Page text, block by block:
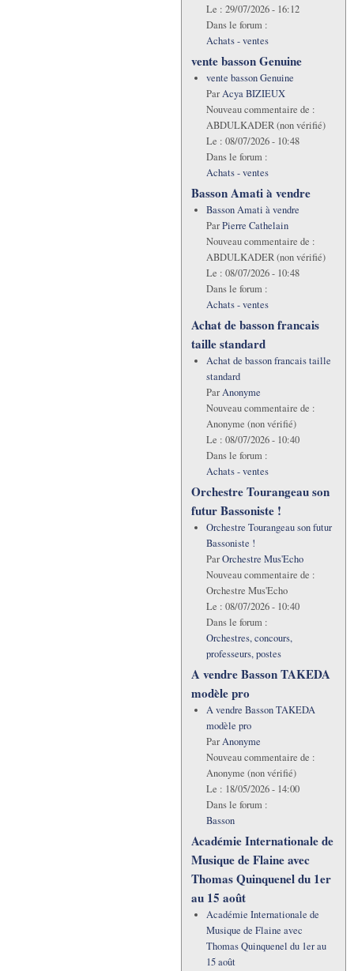
Le : 29/07/2026 - 16:12
Dans le forum :
Achats - ventes
vente basson Genuine
vente basson Genuine
ParAcya BIZIEUX
Nouveau commentaire de :
ABDULKADER (non vérifié)
Le : 08/07/2026 - 10:48
Dans le forum :
Achats - ventes
Basson Amati à vendre
Basson Amati à vendre
ParPierre Cathelain
Nouveau commentaire de :
ABDULKADER (non vérifié)
Le : 08/07/2026 - 10:48
Dans le forum :
Achats - ventes
Achat de basson francais
taille standard
Achat de basson francais taille
standard
ParAnonyme
Nouveau commentaire de :
Anonyme (non vérifié)
Le : 08/07/2026 - 10:40
Dans le forum :
Achats - ventes
Orchestre Tourangeau son
futur Bassoniste !
Orchestre Tourangeau son futur
Bassoniste !
ParOrchestre Mus'Echo
Nouveau commentaire de :
Orchestre Mus'Echo
Le : 08/07/2026 - 10:40
Dans le forum :
Orchestres, concours,
professeurs, postes
A vendre Basson TAKEDA
modèle pro
A vendre Basson TAKEDA
modèle pro
ParAnonyme
Nouveau commentaire de :
Anonyme (non vérifié)
Le : 18/05/2026 - 14:00
Dans le forum :
Basson
Académie Internationale de
Musique de Flaine avec
Thomas Quinquenel du 1er
au 15 août
Académie Internationale de
Musique de Flaine avec
Thomas Quinquenel du 1er au
15 août